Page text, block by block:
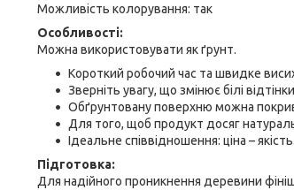
Можливість колорування: так
Особливості:
Можна використовувати як ґрунт.
Короткий робочий час та швидке
Зверніть увагу, що змінює білі
Обґрунтовану поверхню можна
Для того, щоб продукт досяг
Ідеальне співвідношення: ціна – якість.
Підготовка:
Для надійного проникнення деревини